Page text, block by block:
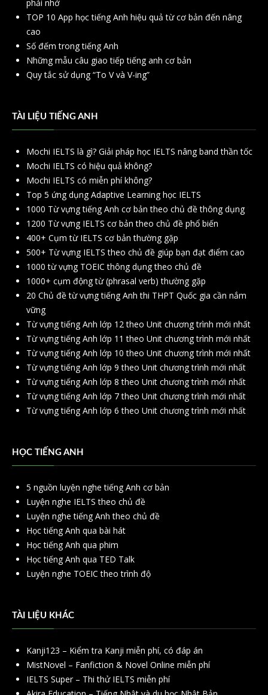
phải nhớ
TOP 10 App học tiếng Anh hiệu quả từ cơ bản đến nâng
cao
Số đếm trong tiếng Anh
Những mẫu câu giao tiếp tiếng anh cơ bản
Quy tắc sử dụng “To V và V-ing”
TÀI LIỆU TIẾNG ANH
Mochi IELTS là gì? Giải pháp học IELTS nâng band thần tốc
Mochi IELTS có hiệu quả không?
Mochi IELTS có miễn phí không?
Top 5 ứng dụng Adaptive Learning học IELTS
1000 Từ vựng tiếng Anh cơ bản theo chủ đề thông dụng
1200 Từ vựng IELTS cơ bản theo chủ đề phổ biến
400+ Cụm từ IELTS cơ bản thường gặp
500+ Từ vựng IELTS theo chủ đề giúp bạn đạt điểm cao
1000 từ vựng TOEIC thông dụng theo chủ đề
1000+ cụm động từ (phrasal verb) thường gặp
20 Chủ đề từ vựng tiếng Anh thi THPT Quốc gia cần nắm
vững
Từ vựng tiếng Anh lớp 12 theo Unit chương trình mới nhất
Từ vựng tiếng Anh lớp 11 theo Unit chương trình mới nhất
Từ vựng tiếng Anh lớp 10 theo Unit chương trình mới nhất
Từ vựng tiếng Anh lớp 9 theo Unit chương trình mới nhất
Từ vựng tiếng Anh lớp 8 theo Unit chương trình mới nhất
Từ vựng tiếng Anh lớp 7 theo Unit chương trình mới nhất
Từ vựng tiếng Anh lớp 6 theo Unit chương trình mới nhất
HỌC TIẾNG ANH
5 nguồn luyện nghe tiếng Anh cơ bản
Luyện nghe IELTS theo chủ đề
Luyện nghe tiếng Anh theo chủ đề
Học tiếng Anh qua bài hát
Học tiếng Anh qua phim
Học tiếng Anh qua TED Talk
Luyện nghe TOEIC theo trình độ
TÀI LIỆU KHÁC
Kanji123 – Kiểm tra Kanji miễn phí, có đáp án
MistNovel – Fanfiction & Novel Online miễn phí
IELTS Super – Thi thử IELTS miễn phí